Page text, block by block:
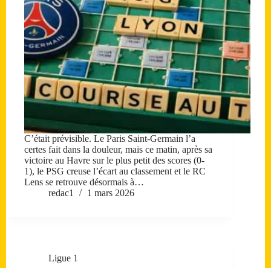
C’était prévisible. Le Paris Saint-Germain l’a
certes fait dans la douleur, mais ce matin, après sa
victoire au Havre sur le plus petit des scores (0-
1), le PSG creuse l’écart au classement et le RC
Lens se retrouve désormais à…
redac1
1 mars 2026
Ligue 1